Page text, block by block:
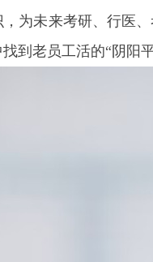
为未来考研、行医
到老员工活的“阴阳